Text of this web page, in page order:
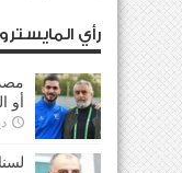
رأي المايسترو
أو